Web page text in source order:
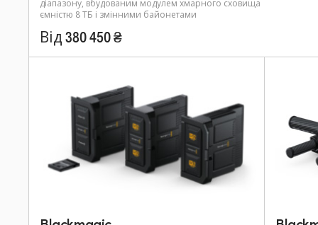
діапазону, вбудованим модулем хмарного сховища
ємністю 8 ТБ і змінними байонетами
Від 380 450 ₴